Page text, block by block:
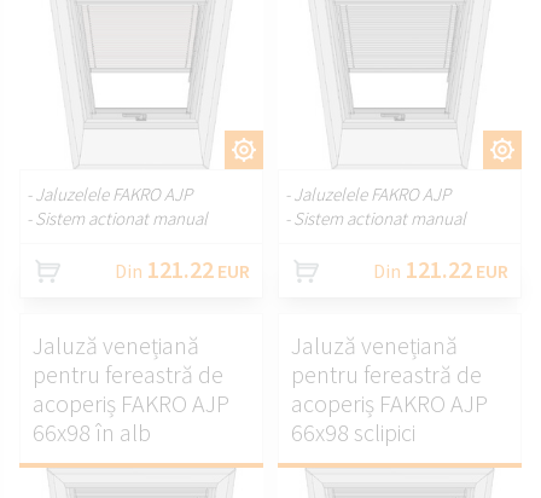
- Jaluzelele FAKRO AJP
- Sistem actionat manual
Din 121.22 EUR
- Jaluzelele FAKRO AJP
- Sistem actionat manual
Din 121.22 EUR
Jaluză venețiană
pentru fereastră de
acoperiș FAKRO AJP
66x98 în alb
Jaluză venețiană
pentru fereastră de
acoperiș FAKRO AJP
66x98 sclipici